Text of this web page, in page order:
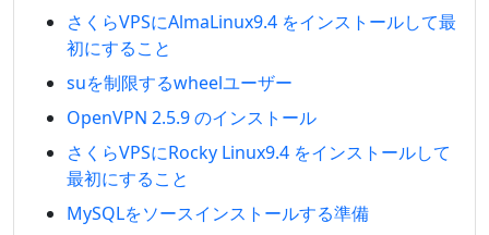
さくらVPSにAlmaLinux9.4 をインストールして最
初にすること
suを制限するwheelユーザー
OpenVPN 2.5.9 のインストール
さくらVPSにRocky Linux9.4 をインストールして
最初にすること
MySQLをソースインストールする準備